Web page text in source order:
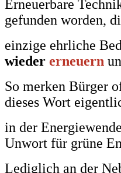
Erneuerbare
gefunden worden,
einzige ehrliche
wieder erneuern
So merken Bürger
dieses Wort
in der
Unwort für grüne
Lediglich an der